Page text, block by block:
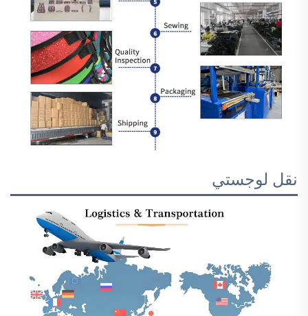
نقل لوجستي